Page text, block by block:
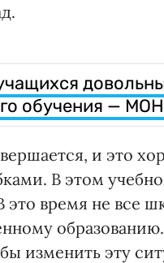
обучения — МОН
и это
В этом
это время не все
изменить эту